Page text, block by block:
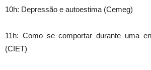
10h: Depressão e autoestima (Cemeg)
11h: Como se comportar durante uma
(CIET)